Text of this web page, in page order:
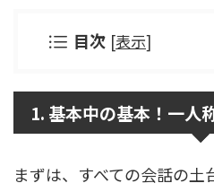
目次 [表示]
1. 基本中の基本！一人
まずは、すべての会話の土